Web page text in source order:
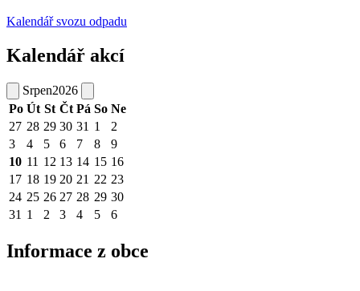
Kalendář svozu odpadu
Kalendář akcí
Srpen2026
Po Út St Čt Pá So Ne
27 28 29 30 31 1
2
3
4 5 6 7 8
9
10 11 12 13 14 15 16
17 18 19 20 21 22 23
24 25 26 27 28 29 30
31 1 2 3 4 5 6
Informace z obce